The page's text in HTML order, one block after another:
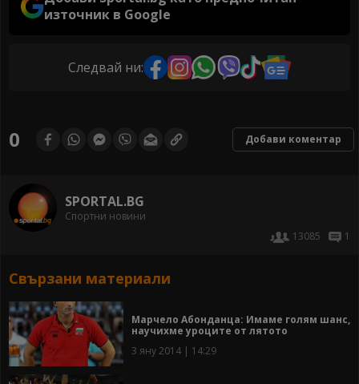
източник в Google
Следвай ни:
0 Добави коментар
SPORTAL.BG
Спортни новини
13085
1
Свързани материали
Марчело Абонданца: Имаме голям шанс,
научихме уроците от лятото
3 яну 2014 | 14:29